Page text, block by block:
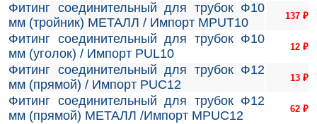
Фитинг соединительный для трубок Ф10
мм (тройник) МЕТАЛЛ / Импорт MPUT10
137 ₽
Фитинг соединительный для трубок Ф10
мм (уголок) / Импорт PUL10
12 ₽
Фитинг соединительный для трубок Ф12
мм (прямой) / Импорт PUC12
13 ₽
Фитинг соединительный для трубок Ф12
мм (прямой) МЕТАЛЛ /Импорт MPUC12
62 ₽